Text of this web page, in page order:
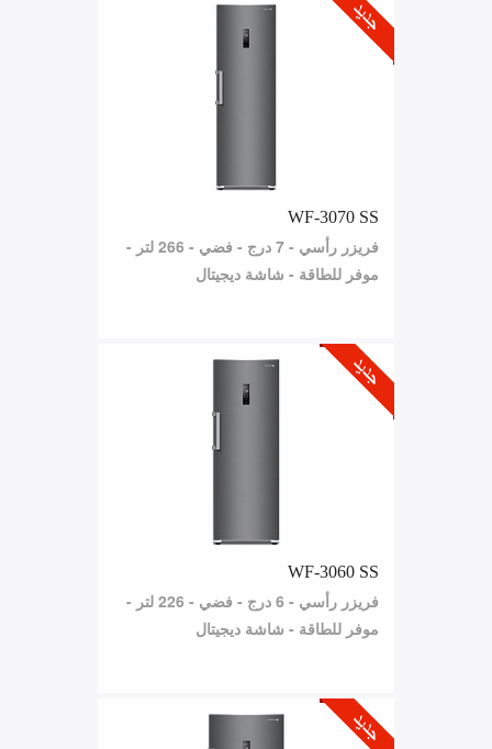
WF-3070 SS
فريزر رأسي - 7 درج - فضي - 266 لتر -
موفر للطاقة - شاشة ديجيتال
WF-3060 SS
فريزر رأسي - 6 درج - فضي - 226 لتر -
موفر للطاقة - شاشة ديجيتال